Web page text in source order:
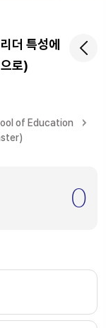
더 특성에
로)
of Education
0